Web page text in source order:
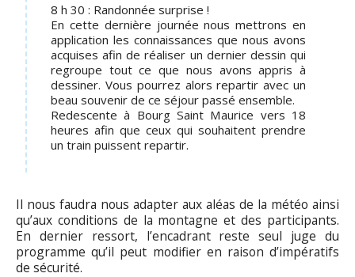
8 h 30 : Randonnée surprise !
En cette dernière journée nous mettrons en
application les connaissances que nous avons
acquises afin de réaliser un dernier dessin qui
regroupe tout ce que nous avons appris à
dessiner. Vous pourrez alors repartir avec un
beau souvenir de ce séjour passé ensemble.
Redescente à Bourg Saint Maurice vers 18
heures afin que ceux qui souhaitent prendre
un train puissent repartir.
Il nous faudra nous adapter aux aléas de la météo ainsi
qu’aux conditions de la montagne et des participants.
En dernier ressort, l’encadrant reste seul juge du
programme qu’il peut modifier en raison d’impératifs
de sécurité.